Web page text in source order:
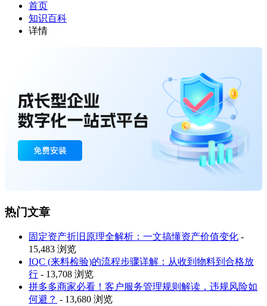
首页
知识百科
详情
热门文章
固定资产折旧原理全解析：一文搞懂资产价值变化 -
15,483 浏览
IQC (来料检验)的流程步骤详解：从收到物料到合格放
行 - 13,708 浏览
拼多多商家必看！客户服务管理规则解读，违规风险如
何避？ - 13,680 浏览